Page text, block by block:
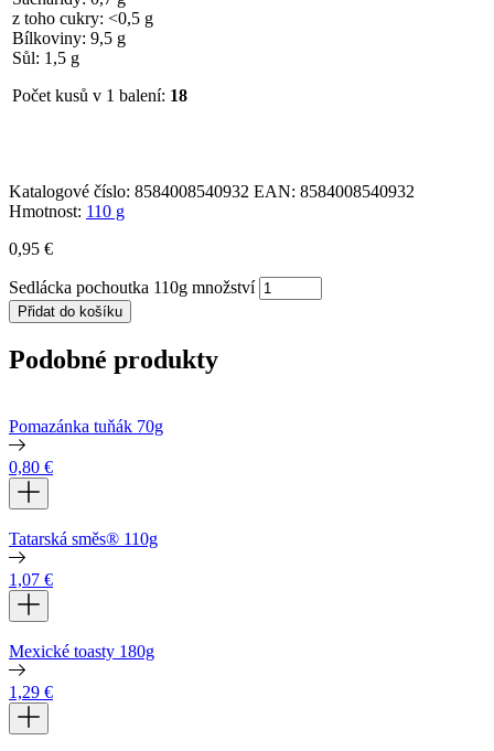
z toho cukry: <0,5 g
Bílkoviny: 9,5 g
Sůl: 1,5 g
Počet kusů v 1 balení: 18
Katalogové číslo: 8584008540932 EAN: 8584008540932
Hmotnost: 110 g
0,95 €
Sedlácka pochoutka 110g množství
Přidat do košíku
Podobné produkty
Pomazánka tuňák 70g
0,80 €
Tatarská směs® 110g
1,07 €
Mexické toasty 180g
1,29 €